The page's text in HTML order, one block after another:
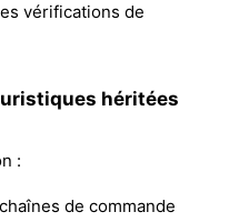
vérifications de
héritées
:
de commande